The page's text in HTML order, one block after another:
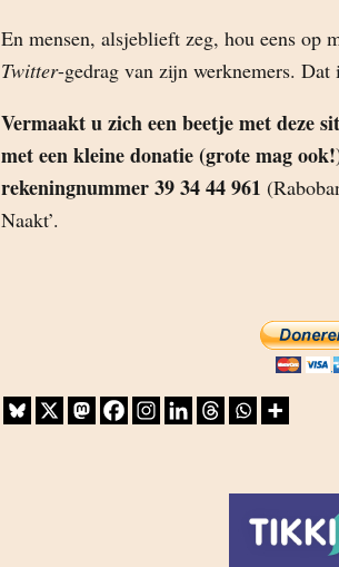
En mensen, alsjeblieft zeg, hou eens op
Twitter-gedrag van zijn werknemers. Dat
Vermaakt u zich een beetje met deze
met een kleine donatie (grote mag
rekeningnummer39 34 44 961
Naakt’.